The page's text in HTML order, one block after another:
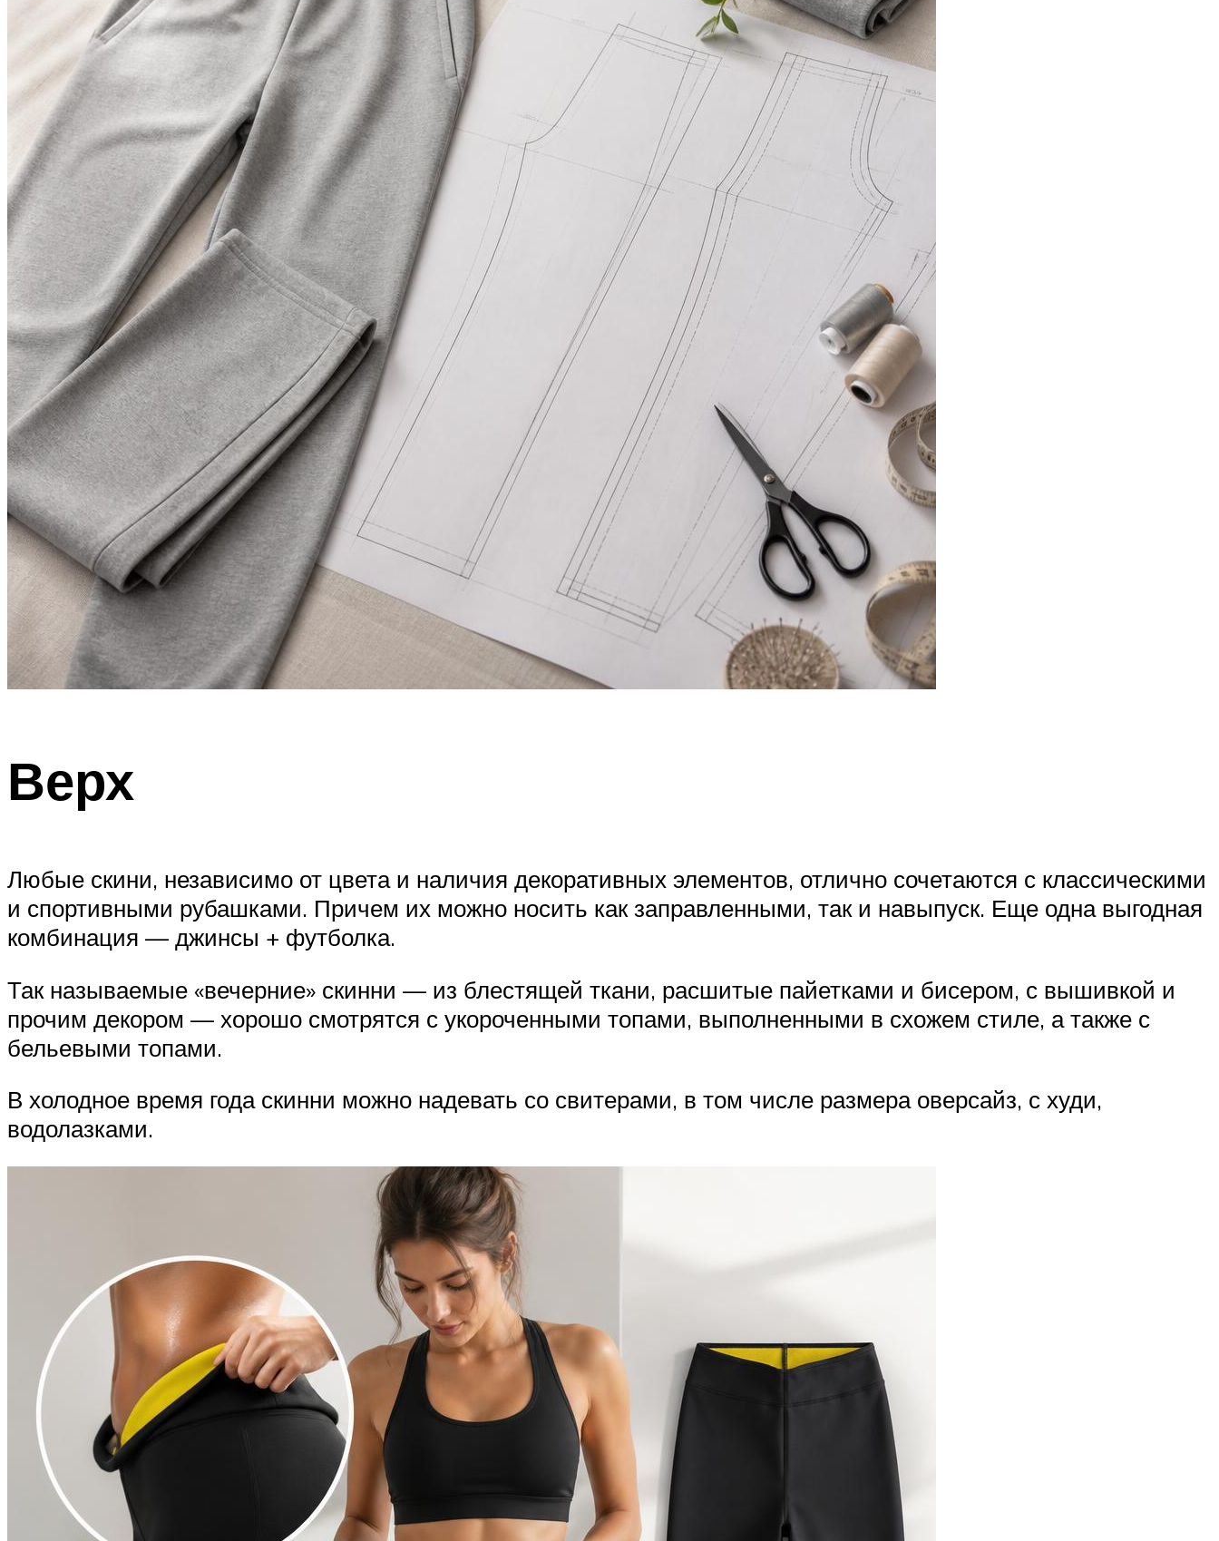
Верх
Любые скини, независимо от цвета и наличия декоративных элементов, отлично сочетаются с классическими
и спортивными рубашками. Причем их можно носить как заправленными, так и навыпуск. Еще одна выгодная
комбинация — джинсы + футболка.
Так называемые «вечерние» скинни — из блестящей ткани, расшитые пайетками и бисером, с вышивкой и
прочим декором — хорошо смотрятся с укороченными топами, выполненными в схожем стиле, а также с
бельевыми топами.
В холодное время года скинни можно надевать со свитерами, в том числе размера оверсайз, с худи,
водолазками.